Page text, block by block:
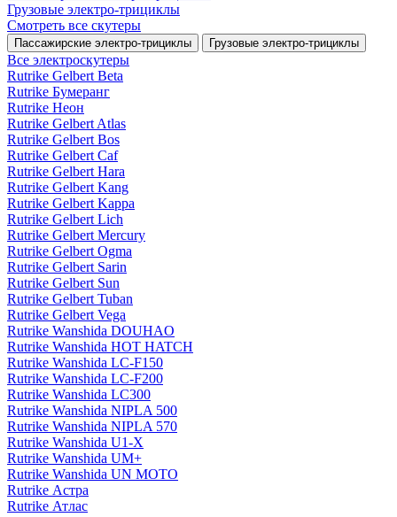
Грузовые электро‑трициклы
Смотреть все скутеры
Пассажирские электро‑трициклы Грузовые электро‑трициклы
Все электро­скутеры
Rutrike Gelbert Beta
Rutrike Бумеранг
Rutrike Неон
Rutrike Gelbert Atlas
Rutrike Gelbert Bos
Rutrike Gelbert Caf
Rutrike Gelbert Hara
Rutrike Gelbert Kang
Rutrike Gelbert Kappa
Rutrike Gelbert Lich
Rutrike Gelbert Mercury
Rutrike Gelbert Ogma
Rutrike Gelbert Sarin
Rutrike Gelbert Sun
Rutrike Gelbert Tuban
Rutrike Gelbert Vega
Rutrike Wanshida DOUHAO
Rutrike Wanshida HOT HATCH
Rutrike Wanshida LC-F150
Rutrike Wanshida LC-F200
Rutrike Wanshida LC300
Rutrike Wanshida NIPLA 500
Rutrike Wanshida NIPLA 570
Rutrike Wanshida U1-X
Rutrike Wanshida UM+
Rutrike Wanshida UN MOTO
Rutrike Астра
Rutrike Атлас